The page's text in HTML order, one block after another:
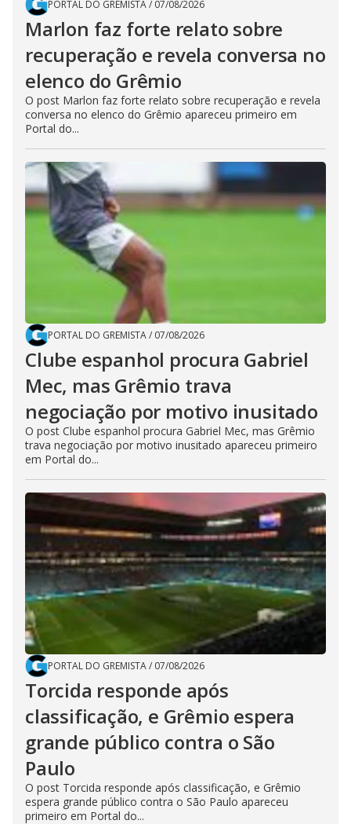
PORTAL DO GREMISTA/ 07/08/2026
Marlon faz forte relato sobre
recuperação e revela conversa no
elenco do Grêmio
O post Marlon faz forte relato sobre recuperação e revela
conversa no elenco do Grêmio apareceu primeiro em
Portal do...
PORTAL DO GREMISTA/ 07/08/2026
Clube espanhol procura Gabriel
Mec, mas Grêmio trava
negociação por motivo inusitado
O post Clube espanhol procura Gabriel Mec, mas Grêmio
trava negociação por motivo inusitado apareceu primeiro
em Portal do...
PORTAL DO GREMISTA/ 07/08/2026
Torcida responde após
classificação, e Grêmio espera
grande público contra o São
Paulo
O post Torcida responde após classificação, e Grêmio
espera grande público contra o São Paulo apareceu
primeiro em Portal do...